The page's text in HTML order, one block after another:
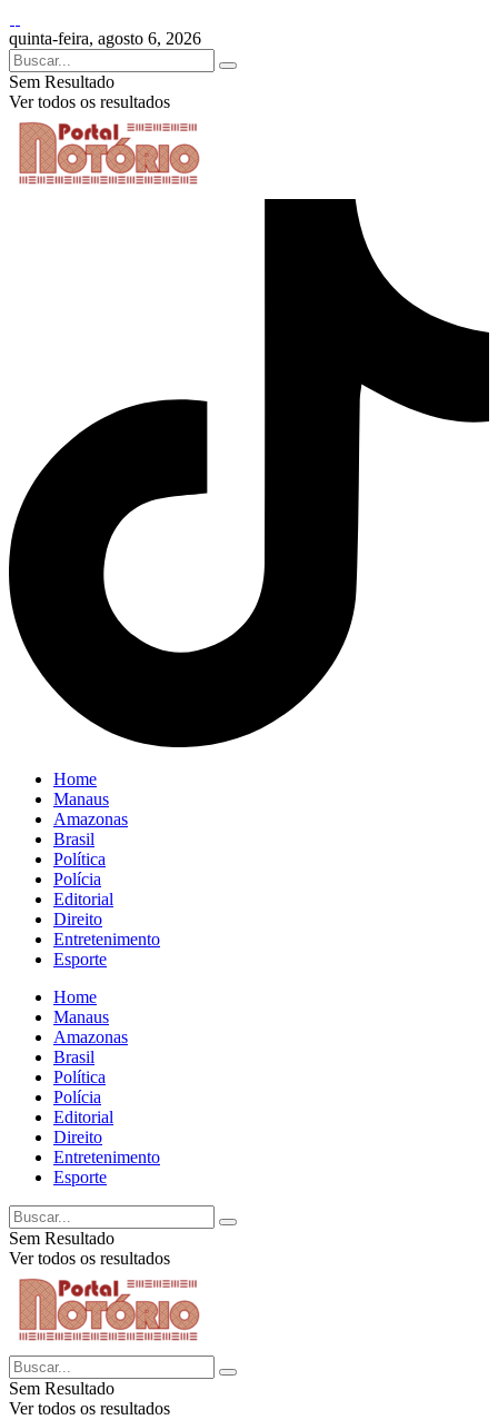
quinta-feira, agosto 6, 2026
Sem Resultado
Ver todos os resultados
Home
Manaus
Amazonas
Brasil
Política
Polícia
Editorial
Direito
Entretenimento
Esporte
Home
Manaus
Amazonas
Brasil
Política
Polícia
Editorial
Direito
Entretenimento
Esporte
Sem Resultado
Ver todos os resultados
Sem Resultado
Ver todos os resultados